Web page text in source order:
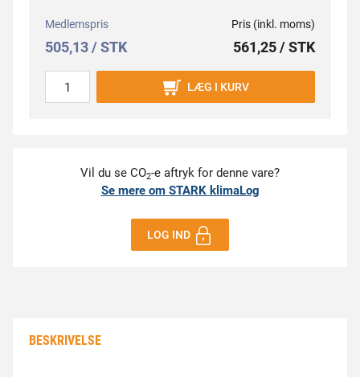
Medlemspris
505,13 / STK
Pris (inkl. moms)
561,25 / STK
LÆG I KURV
Vil du se CO2-e aftryk for denne vare?
Se mere om STARK klimaLog
LOG IND
BESKRIVELSE